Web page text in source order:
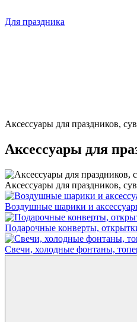
Для праздника
Аксессуары для праздников,
Аксессуары для
Аксессуары для праздников,
Воздушные шарики и
Подарочные конверты,
Свечи, холодные фонтаны,